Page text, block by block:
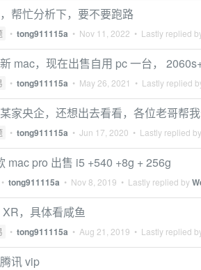
帮忙分析下，要不要跑路
• tong911115a • Nov 11, 2022 • Lastly replied
mac，现在出售自用 pc 一台，
• tong911115a • May 26, 2021 • Lastly replied
家央企，还想出去看看，各位老哥帮
• tong911115a • Jun 17, 2020 • Lastly replied by
mac pro 出售 i5 +540 +8g + 256g
• tong911115a • Nov 8, 2019 • Lastly replied by
，具体看咸鱼
• tong911115a • Aug 21, 2019 • Lastly replied
讯 vip